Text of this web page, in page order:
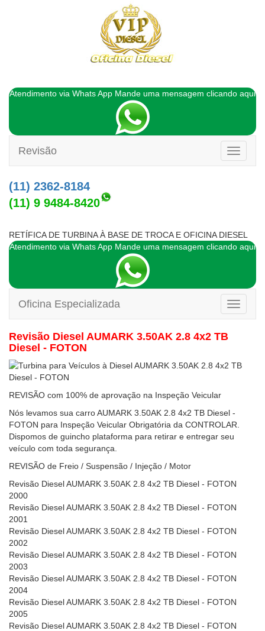
Atendimento via Whats App Mande uma mensagem clicando aqui
Toggle
Revisão
(11) 2362-8184
(11) 9 9484-8420
RETÍFICA DE TURBINA À BASE DE TROCA E OFICINA DIESEL
Atendimento via Whats App Mande uma mensagem clicando aqui
Toggle
Oficina Especializada
Revisão Diesel AUMARK 3.50AK 2.8 4x2 TB
Diesel - FOTON
REVISÃO com 100% de aprovação na Inspeção Veicular
Nós levamos sua carro AUMARK 3.50AK 2.8 4x2 TB Diesel -
FOTON para Inspeção Veicular Obrigatória da CONTROLAR.
Dispomos de guincho plataforma para retirar e entregar seu
veículo com toda segurança.
REVISÃO de Freio / Suspensão / Injeção / Motor
Revisão Diesel AUMARK 3.50AK 2.8 4x2 TB Diesel - FOTON
2000
Revisão Diesel AUMARK 3.50AK 2.8 4x2 TB Diesel - FOTON
2001
Revisão Diesel AUMARK 3.50AK 2.8 4x2 TB Diesel - FOTON
2002
Revisão Diesel AUMARK 3.50AK 2.8 4x2 TB Diesel - FOTON
2003
Revisão Diesel AUMARK 3.50AK 2.8 4x2 TB Diesel - FOTON
2004
Revisão Diesel AUMARK 3.50AK 2.8 4x2 TB Diesel - FOTON
2005
Revisão Diesel AUMARK 3.50AK 2.8 4x2 TB Diesel - FOTON